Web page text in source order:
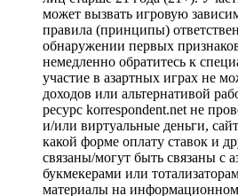
может вызвать игровую
правила (принципы)
обнаружении первых
немедленно обратитесь к
участие в азартных играх не
доходов или альтернативой
ресурс korrespondent.net не
и/или виртуальные деньги,
какой форме оплату ставок и
связаны/могут быть связаны с
букмекерами или
материалы на информационном